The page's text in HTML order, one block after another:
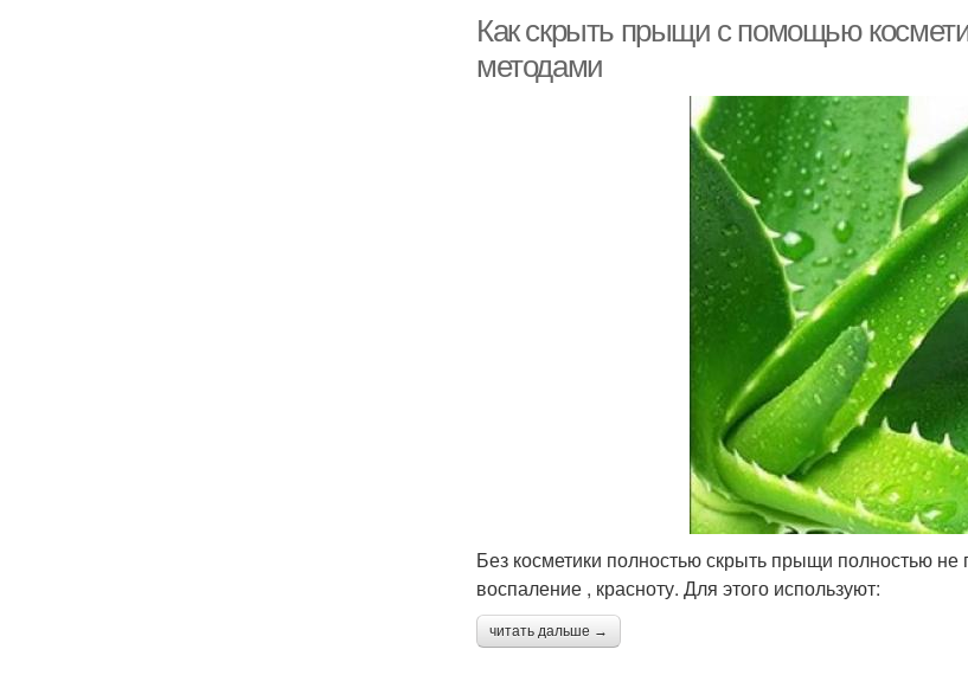
Как скрыть прыщи с помощью
методами
Без косметики полностью скрыть прыщи полностью
воспаление , красноту. Для этого используют:
читать дальше →